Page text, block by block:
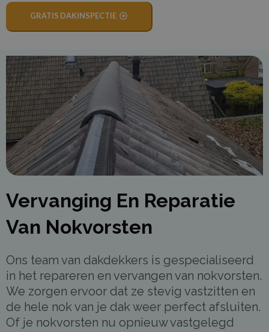
GRATIS DAKINSPECTIE
Vervanging En Reparatie
Van Nokvorsten
Ons team van dakdekkers is gespecialiseerd
in het repareren en vervangen van nokvorsten.
We zorgen ervoor dat ze stevig vastzitten en
de hele nok van je dak weer perfect afsluiten.
Of je nokvorsten nu opnieuw vastgelegd